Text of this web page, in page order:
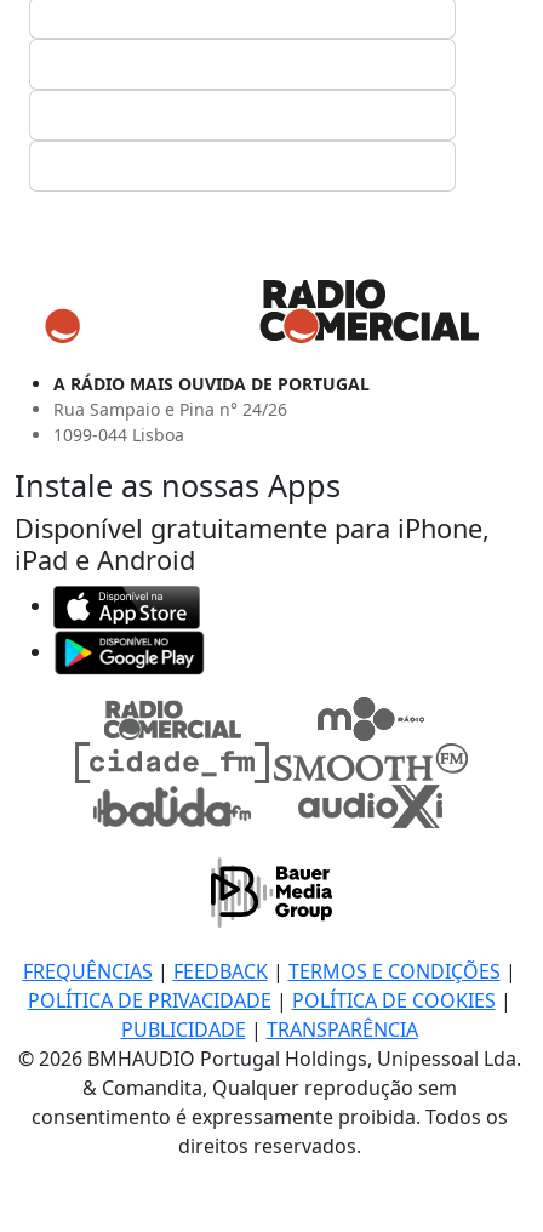
A RÁDIO MAIS OUVIDA DE PORTUGAL
Rua Sampaio e Pina n° 24/26
1099-044 Lisboa
Instale as nossas Apps
Disponível gratuitamente para iPhone,
iPad e Android
FREQUÊNCIAS | FEEDBACK| TERMOS E CONDIÇÕES |
POLÍTICA DE PRIVACIDADE | POLÍTICA DE COOKIES |
PUBLICIDADE | TRANSPARÊNCIA
© 2026 BMHAUDIO Portugal Holdings, Unipessoal Lda.
& Comandita, Qualquer reprodução sem
consentimento é expressamente proibida. Todos os
direitos reservados.